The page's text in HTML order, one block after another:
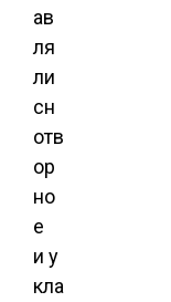
ав
ля
ли
сн
отв
ор
но
е
и у
кла